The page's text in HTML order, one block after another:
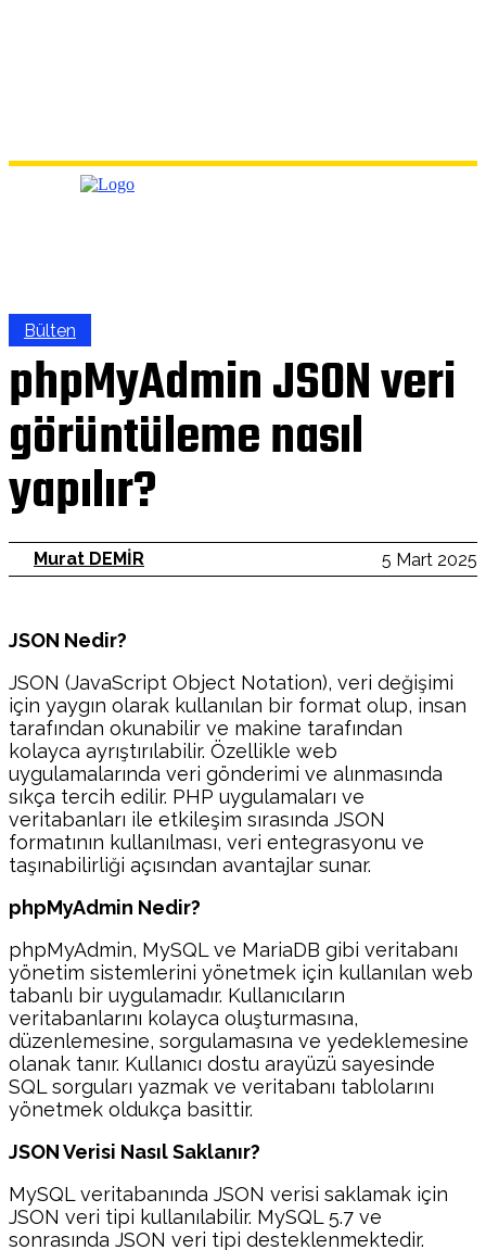
Bülten
phpMyAdmin JSON veri
görüntüleme nasıl
yapılır?
5 Mart 2025
Murat DEMİR
JSON Nedir?
JSON (JavaScript Object Notation), veri değişimi
için yaygın olarak kullanılan bir format olup, insan
tarafından okunabilir ve makine tarafından
kolayca ayrıştırılabilir. Özellikle web
uygulamalarında veri gönderimi ve alınmasında
sıkça tercih edilir. PHP uygulamaları ve
veritabanları ile etkileşim sırasında JSON
formatının kullanılması, veri entegrasyonu ve
taşınabilirliği açısından avantajlar sunar.
phpMyAdmin Nedir?
phpMyAdmin, MySQL ve MariaDB gibi veritabanı
yönetim sistemlerini yönetmek için kullanılan web
tabanlı bir uygulamadır. Kullanıcıların
veritabanlarını kolayca oluşturmasına,
düzenlemesine, sorgulamasına ve yedeklemesine
olanak tanır. Kullanıcı dostu arayüzü sayesinde
SQL sorguları yazmak ve veritabanı tablolarını
yönetmek oldukça basittir.
JSON Verisi Nasıl Saklanır?
MySQL veritabanında JSON verisi saklamak için
JSON veri tipi kullanılabilir. MySQL 5.7 ve
sonrasında JSON veri tipi desteklenmektedir.